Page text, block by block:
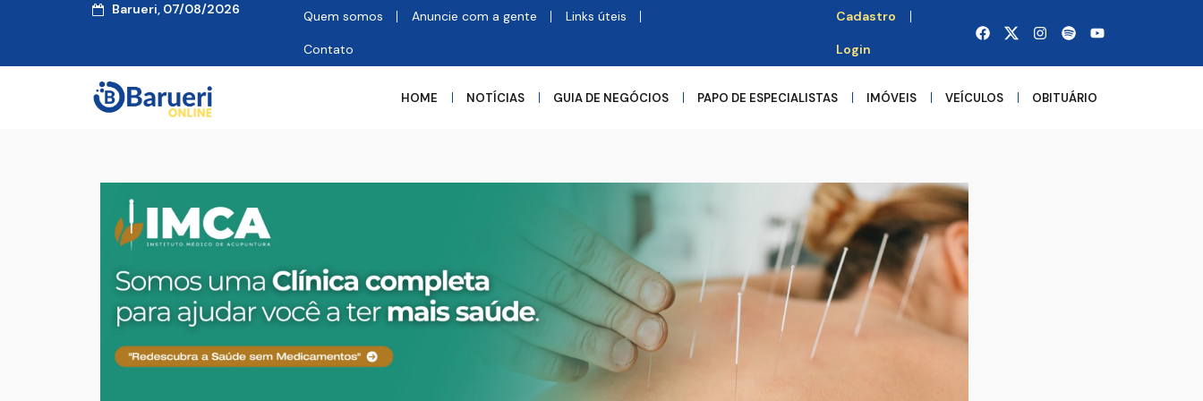
Barueri, 07/08/2026 Quem somos Anuncie com a gente Links úteis
Contato
Cadastro
Login
HOME NOTÍCIAS GUIA DE NEGÓCIOS PAPO DE ESPECIALISTAS IMÓVEIS VEÍCULOS OBITUÁRIO